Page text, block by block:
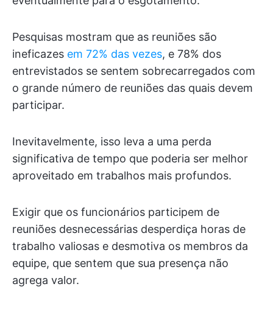
Pesquisas mostram que as reuniões são
ineficazes em 72% das vezes, e 78% dos
entrevistados se sentem sobrecarregados com
o grande número de reuniões das quais devem
participar.
Inevitavelmente, isso leva a uma perda
significativa de tempo que poderia ser melhor
aproveitado em trabalhos mais profundos.
Exigir que os funcionários participem de
reuniões desnecessárias desperdiça horas de
trabalho valiosas e desmotiva os membros da
equipe, que sentem que sua presença não
agrega valor.